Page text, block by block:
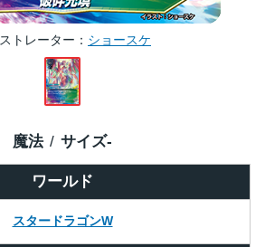
トレーター ショースケ
ワールド
スタードラゴンW
魔法 サイズ-